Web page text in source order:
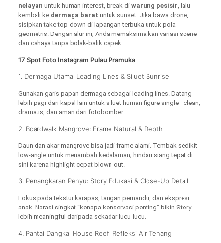
nelayan untuk human interest, break di warung pesisir , lalu
kembali ke dermaga barat untuk sunset. Jika bawa drone,
sisipkan take top-down di lapangan terbuka untuk pola
geometris. Dengan alur ini, Anda memaksimalkan variasi scene
dan cahaya tanpa bolak-balik capek.
17 Spot Foto Instagram Pulau Pramuka
1. Dermaga Utama: Leading Lines & Siluet Sunrise
Gunakan garis papan dermaga sebagai leading lines. Datang
lebih pagi dari kapal lain untuk siluet human figure single—clean,
dramatis, dan aman dari fotobomber.
2. Boardwalk Mangrove: Frame Natural & Depth
Daun dan akar mangrove bisa jadi frame alami. Tembak sedikit
low-angle untuk menambah kedalaman; hindari siang tepat di
sini karena highlight cepat blown-out.
3. Penangkaran Penyu: Story Edukasi & Close-Up Detail
Fokus pada tekstur karapas, tangan pemandu, dan ekspresi
anak. Narasi singkat “kenapa konservasi penting” bikin Story
lebih meaningful daripada sekadar lucu-lucu.
4. Pantai Dangkal House Reef: Refleksi Air Tenang